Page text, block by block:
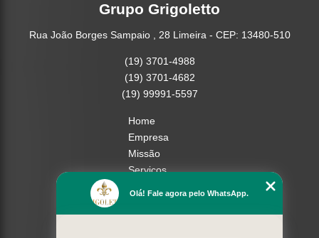
Grupo Grigoletto
Rua João Borges Sampaio , 28 Limeira - CEP: 13480-510
(19) 3701-4988
(19) 3701-4682
(19) 99991-5597
Home
Empresa
Missão
Serviços
Olá! Fale agora pelo WhatsApp.